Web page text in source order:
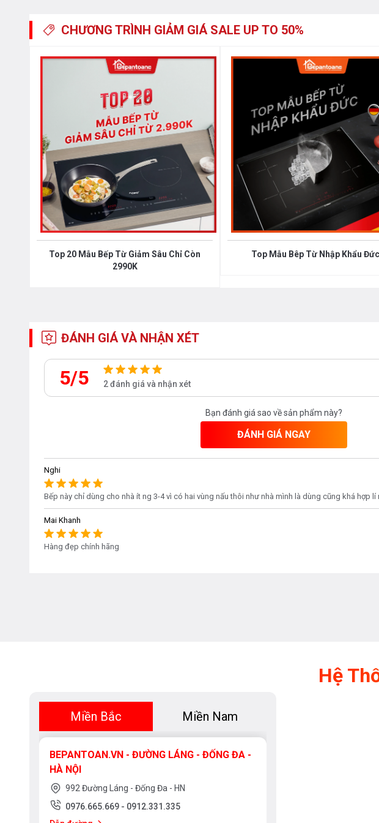
CHƯƠNG TRÌNH GIẢM GIÁ SALE UP TO 50%
Top 20 Mẫu Bếp Từ Giảm Sâu Chỉ Còn
2990K
Top Mẫu Bêp Từ Nhập Khẩu Đức
ĐÁNH GIÁ VÀ NHẬN XÉT
5/5 2 đánh giá và nhận xét
Bạn đánh giá sao về sản phẩm này?
ĐÁNH GIÁ NGAY
Nghi
Bếp này chỉ dùng cho nhà ít ng 3-4 vì có hai vùng nấu thôi như nhà mình là dùng cũng khá hợp lí
Mai Khanh
Hàng đẹp chính hãng
Hệ
Miền Bắc Miền Nam
BEPANTOAN.VN - ĐƯỜNG LÁNG - ĐỐNG ĐA -
HÀ NỘI
992 Đường Láng - Đống Đa - HN
0976.665.669 - 0912.331.335